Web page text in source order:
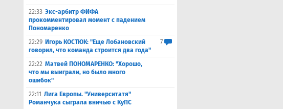
22:33 Экс-арбитр ФИФА
прокомментировал момент с падением
Пономаренко
22:29 Игорь КОСТЮК: "Еще Лобановский
говорил, что команда строится два года"
7
22:22 Матвей ПОНОМАРЕНКО: "Хорошо,
что мы выиграли, но было много
ошибок"
22:11 Лига Европы. "Университатя"
Романчука сыграла вничью с ​КуПС